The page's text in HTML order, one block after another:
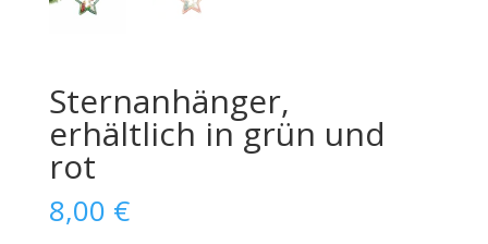
Sternanhänger,
erhältlich in grün und
rot
8,00 €